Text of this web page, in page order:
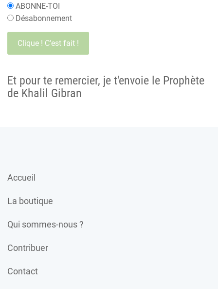
ABONNE-TOI
Désabonnement
Et pour te remercier, je t'envoie le Prophète
de Khalil Gibran
Accueil
La boutique
Qui sommes-nous ?
Contribuer
Contact